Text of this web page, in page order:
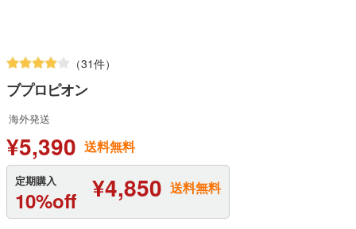
（31件）
ブプロピオン
海外発送
¥5,390 送料無料
定期購入
10%off ¥4,850 送料無料